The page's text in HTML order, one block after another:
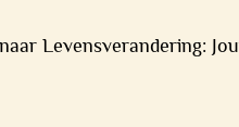
Levensverandering: